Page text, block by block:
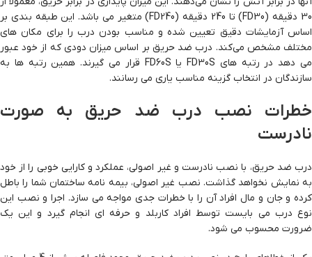
30 دقیقه (FD30) تا 240 دقیقه (FD240) متغیر می باشد. این طبقه بندی بر
اساس آزمایشات دقیق تعیین شده و مناسب بودن درب را برای مکان های
مختلف مشخص می‌کند. درب ضد حریق بر اساس میزان دودی که از خود عبور
می دهد در رتبه های FD30S یا FD60S قرار می گیرند. همین رتبه ها به
سازندگان در انتخاب گزینه مناسب یاری می رسانند.
خطرات نصب درب ضد حریق به صورت
نادرست
درب ضد حریق، با نصب نادرست و غیر اصولی، عملکرد و کارایی خوبی را از خود
به نمایش نخواهد گذاشت. نصب غیر اصولی، بیمه نامه ساختمان شما را باطل
کرده و جان و مال افراد آن را با خطرات جدی مواجه می سازد. اجرا و نصب این
نوع درب می بایست توسط افراد کاربلد و حرفه ای انجام گیرد و این یک
ضرورت محسوب می شود.